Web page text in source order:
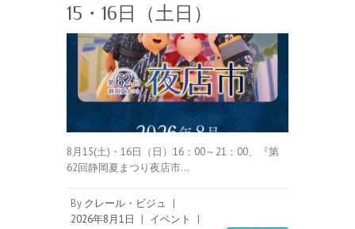
15・16日（土日）
8月15(土)・16日（日）16：00～21：00、『第
62回静岡夏まつり夜店市…
By クレール・ビジュ
|
2026年8月1日
| イベント
|